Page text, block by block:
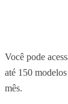
Você pode
até 150
mês.